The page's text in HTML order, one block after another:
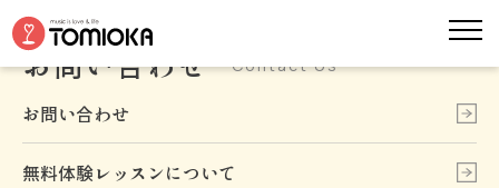
お問い合わせ Contact Us
お問い合わせ
無料体験レッスンについて